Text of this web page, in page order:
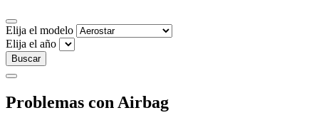
Elija el modelo
Elija el año
Buscar
Problemas con Airbag